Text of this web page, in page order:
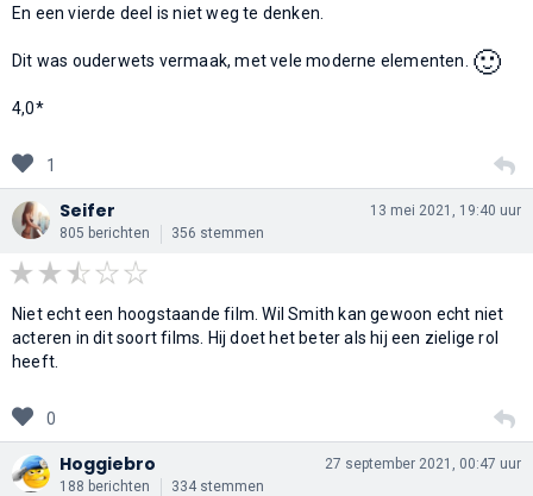
En een vierde deel is niet weg te denken.
Dit was ouderwets vermaak, met vele moderne elementen. 🙂
4,0*
1
Seifer
805 berichten 356 stemmen
13 mei 2021, 19:40 uur
Niet echt een hoogstaande film. Wil Smith kan gewoon echt niet
acteren in dit soort films. Hij doet het beter als hij een zielige rol
heeft.
0
Hoggiebro
188 berichten 334 stemmen
27 september 2021, 00:47 uur